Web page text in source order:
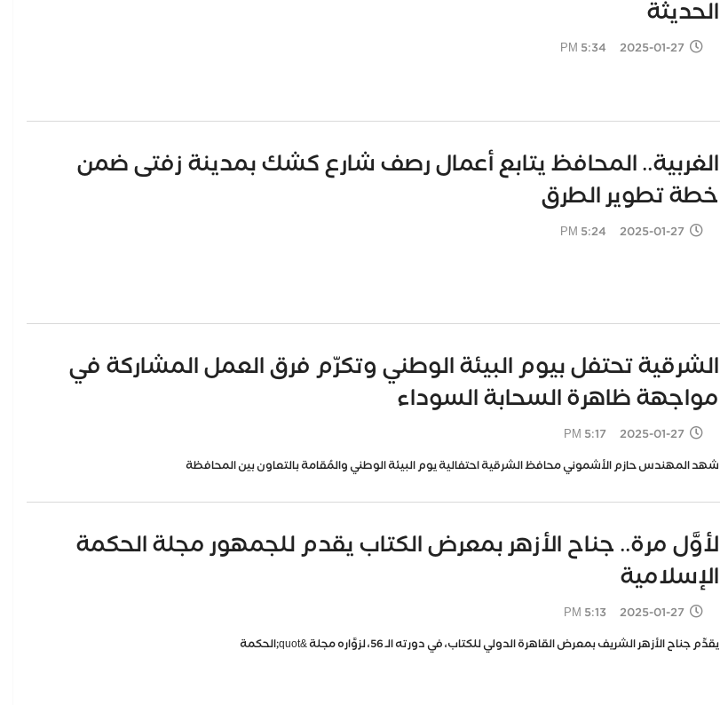
الحديثة
2025-01-27 5:34 PM
الغربية.. المحافظ يتابع أعمال رصف شارع كشك بمدينة زفتى ضمن
خطة تطوير الطرق
2025-01-27 5:24 PM
الشرقية تحتفل بيوم البيئة الوطني وتكرّم فرق العمل المشاركة في
مواجهة ظاهرة السحابة السوداء
2025-01-27 5:17 PM
شهد المهندس حازم الأشموني محافظ الشرقية احتفالية يوم البيئة الوطني والمُقامة بالتعاون بين المحافظة
لأوَّل مرة.. جناح الأزهر بمعرض الكتاب يقدم للجمهور مجلة الحكمة
الإسلامية
2025-01-27 5:13 PM
يقدِّم جناح الأزهر الشريف بمعرض القاهرة الدولي للكتاب، في دورته الـ 56، لزوَّاره مجلة &quot;الحكمة